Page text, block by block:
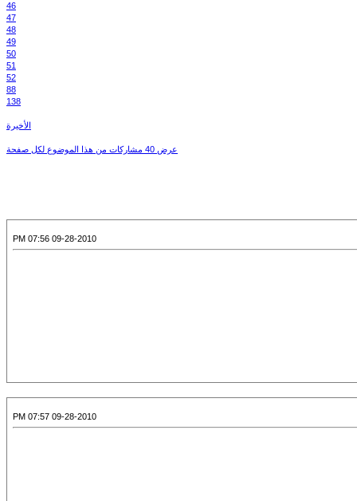
46
47
48
49
50
51
52
88
138
الأخيرة
عرض 40 مشاركات من هذا الموضوع لكل صفحة
09-28-2010 07:56 PM
09-28-2010 07:57 PM